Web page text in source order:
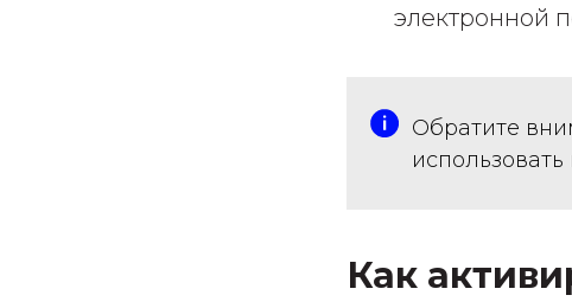
электронной
Обратите
Как